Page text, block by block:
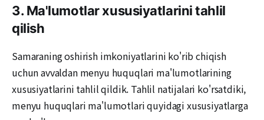
3. Ma'lumotlar xususiyatlarini tahlil
qilish
Samaraning oshirish imkoniyatlarini ko'rib chiqish
uchun avvaldan menyu huquqlari ma'lumotlarining
xususiyatlarini tahlil qildik. Tahlil natijalari ko'rsatdiki,
menyu huquqlari ma'lumotlari quyidagi xususiyatlarga